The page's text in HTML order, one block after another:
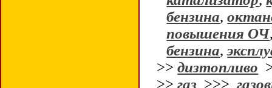
бензина,
повышения ОЧ
бензина,
>>дизтопливо
>>газ >>>